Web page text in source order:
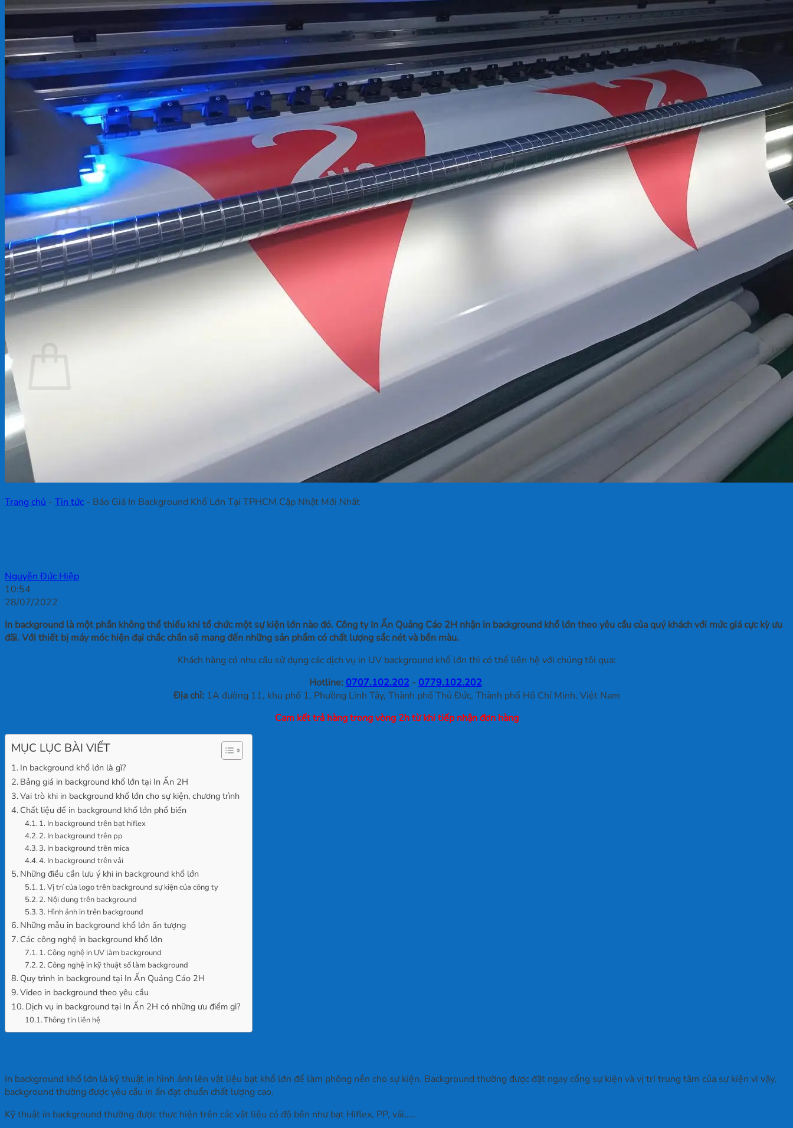
Backdrop
In Decal
Tin tức
Tin Tức In Kỹ Thuật Số
Tin Tức In UV
Tin tức công ty
Tuyển dụng
Câu hỏi thường gặp
Giỏ hàng / 0₫
Chưa có sản phẩm trong giỏ hàng.
Quay trở lại cửa hàng
Trang chủ - Tin tức - Báo Giá In Background Khổ Lớn Tại TPHCM Cập Nhật Mới Nhất
Nguyễn Đức Hiệp
10:54
28/07/2022
In background là một phần không thể thiếu khi tổ chức một sự kiện lớn nào đó. Công ty In Ấn Quảng Cáo 2H nhận in background khổ lớn theo yêu cầu của quý khách với mức giá cực kỳ ưu
đãi. Với thiết bị máy móc hiện đại chắc chắn sẽ mang đến những sản phẩm có chất lượng sắc nét và bền màu.
Khách hàng có nhu cầu sử dụng các dịch vụ in UV background khổ lớn thì có thể liên hệ với chúng tôi qua:
Hotline: 0707.102.202- 0779.102.202
Địa chỉ:1A đường 11, khu phố 1, Phường Linh Tây, Thành phố Thủ Đức, Thành phố Hồ Chí Minh, Việt Nam
Cam kết trả hàng trong vòng 2h từ khi tiếp nhận đơn hàng
MỤC LỤC BÀI VIẾT
In background khổ lớn là gì?
Bảng giá in background khổ lớn tại In Ấn 2H
Vai trò khi in background khổ lớn cho sự kiện, chương trình
Chất liệu để in background khổ lớn phổ biến
1. In background trên bạt hiflex
2. In background trên pp
3. In background trên mica
4. In background trên vải
Những điều cần lưu ý khi in background khổ lớn
1. Vị trí của logo trên background sự kiện của công ty
2. Nội dung trên background
3. Hình ảnh in trên background
Những mẫu in background khổ lớn ấn tượng
Các công nghệ in background khổ lớn
1. Công nghệ in UV làm background
2. Công nghệ in kỹ thuật số làm background
Quy trình in background tại In Ấn Quảng Cáo 2H
Video in background theo yêu cầu
Dịch vụ in background tại In Ấn 2H có những ưu điểm gì?
Thông tin liên hệ
In background khổ lớn là kỹ thuật in hình ảnh lên vật liệu bạt khổ lớn để làm phông nền cho sự kiện. Background thường được đặt ngay cổng sự kiện và vị trí trung tâm của sự kiện vì vậy,
background thường được yêu cầu in ấn đạt chuẩn chất lượng cao.
Kỹ thuật in background thường được thực hiện trên các vật liệu có độ bền như bạt Hiflex, PP, vải,….